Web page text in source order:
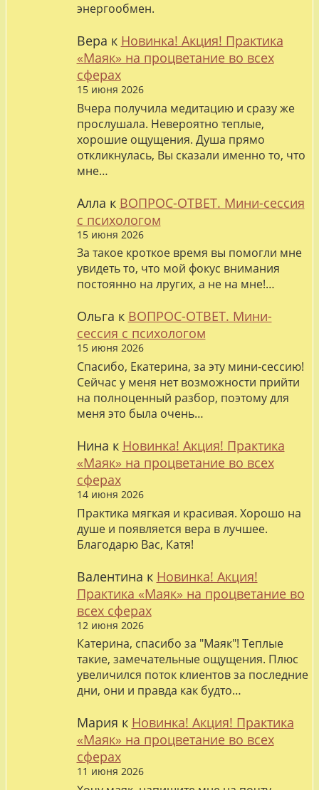
энергообмен.
Вера к Новинка! Акция! Практика
«Маяк» на процветание во всех
сферах
15 июня 2026
Вчера получила медитацию и сразу же
прослушала. Невероятно теплые,
хорошие ощущения. Душа прямо
откликнулась, Вы сказали именно то, что
мне…
Алла к ВОПРОС-ОТВЕТ. Мини-сессия
с психологом
15 июня 2026
За такое кроткое время вы помогли мне
увидеть то, что мой фокус внимания
постоянно на лругих, а не на мне!…
Ольга к ВОПРОС-ОТВЕТ. Мини-
сессия с психологом
15 июня 2026
Спасибо, Екатерина, за эту мини-сессию!
Сейчас у меня нет возможности прийти
на полноценный разбор, поэтому для
меня это была очень…
Нина к Новинка! Акция! Практика
«Маяк» на процветание во всех
сферах
14 июня 2026
Практика мягкая и красивая. Хорошо на
душе и появляется вера в лучшее.
Благодарю Вас, Катя!
Валентина к Новинка! Акция!
Практика «Маяк» на процветание во
всех сферах
12 июня 2026
Катерина, спасибо за "Маяк"! Теплые
такие, замечательные ощущения. Плюс
увеличился поток клиентов за последние
дни, они и правда как будто…
Мария к Новинка! Акция! Практика
«Маяк» на процветание во всех
сферах
11 июня 2026